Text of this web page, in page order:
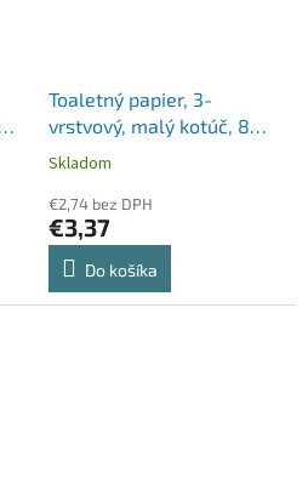
Toaletný papier, 3-
vrstvový, malý kotúč, 8
kotúčov, OOOPS "Classic",
Skladom
€2,74 bez DPH
€3,37
Do košíka